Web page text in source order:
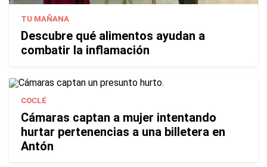
TU MAÑANA
Descubre qué alimentos ayudan a
combatir la inflamación
COCLÉ
Cámaras captan a mujer intentando
hurtar pertenencias a una billetera en
Antón